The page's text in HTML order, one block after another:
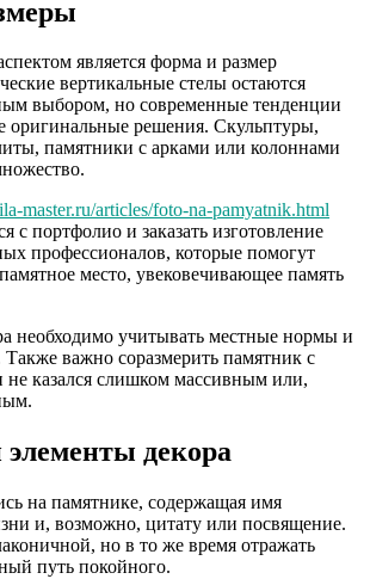
является форма и размер
вертикальные стелы остаются
выбором, но современные тенденции
оригинальные решения. Скульптуры,
памятники с арками или колоннами
master.ru/articles/foto-na-pamyatnik.html
с портфолио и заказать изготовление
профессионалов, которые помогут
место, увековечивающее память
необходимо учитывать местные нормы и
важно соразмерить памятник с
не казался слишком массивным или,
декора
на памятнике, содержащая имя
и, возможно, цитату или посвящение.
но в то же время отражать
путь покойного.